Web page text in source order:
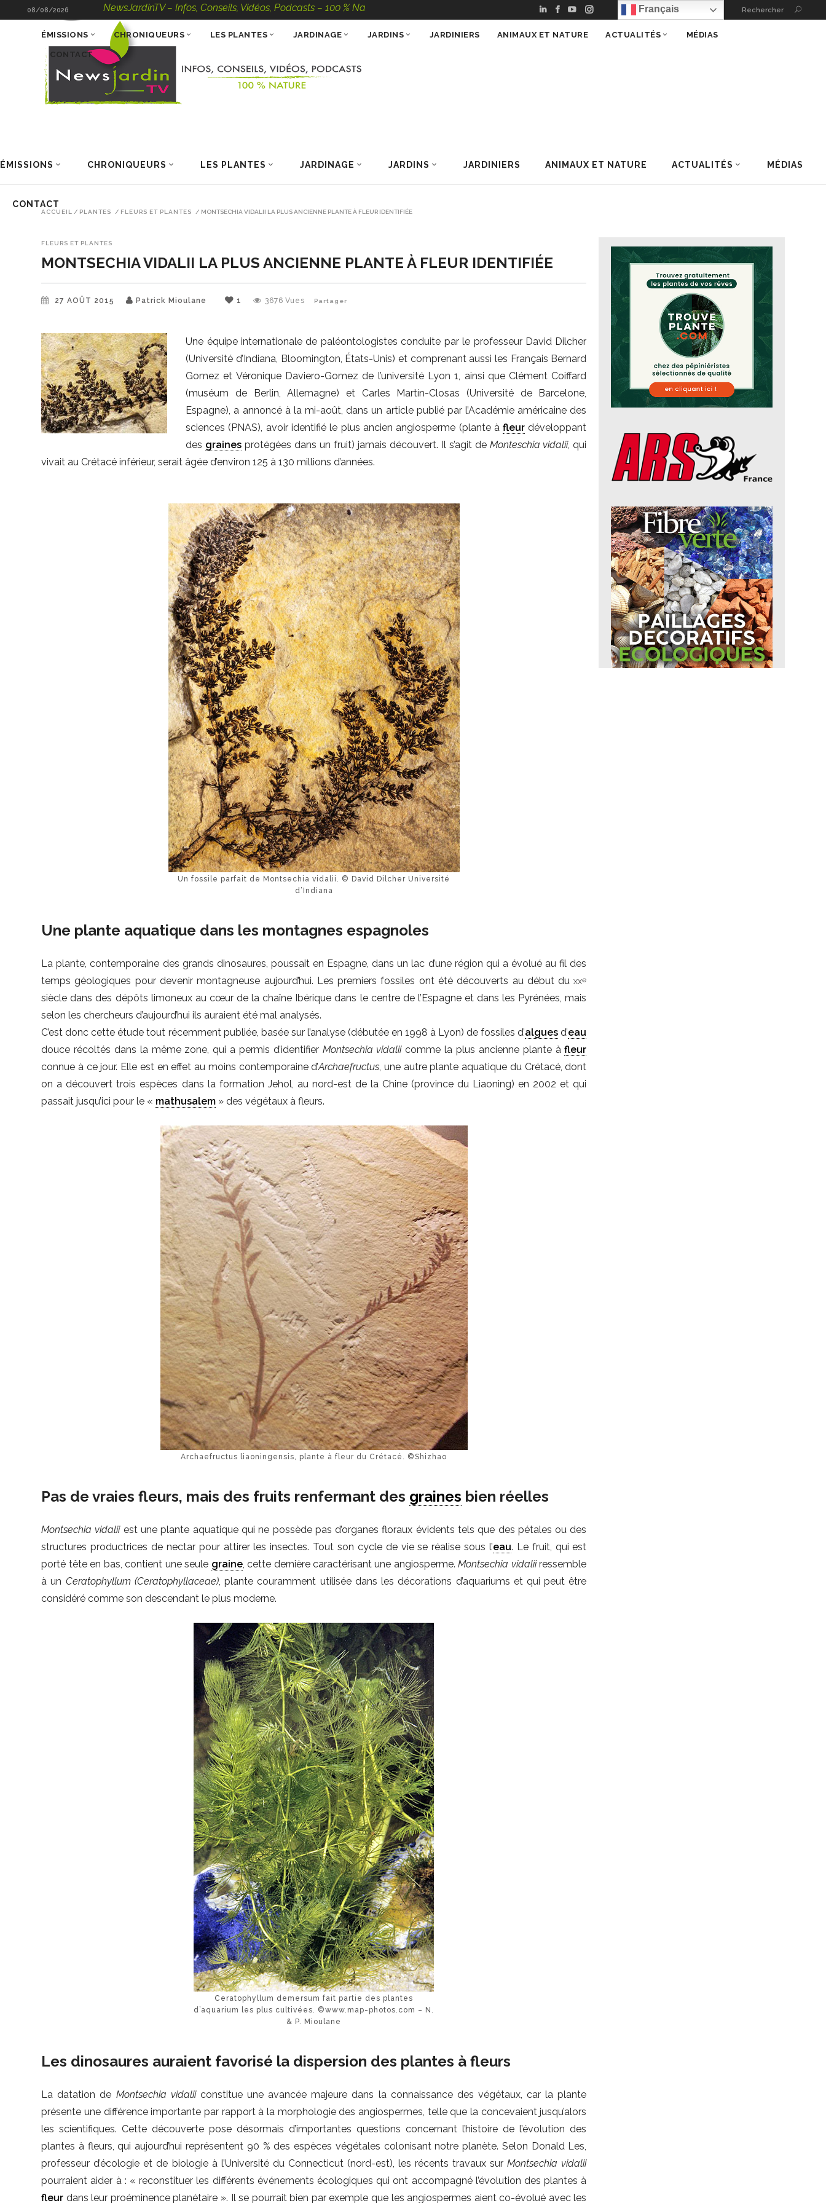
08/08/2026 NewsJardinTV – Infos, Conseils, Vidéos, Podcasts – 100 % Nature Français Rechercher
ÉMISSIONS CHRONIQUEURS LES PLANTES JARDINAGE JARDINS JARDINIERS ANIMAUX ET NATURE ACTUALITÉS MÉDIAS
CONTACT
ÉMISSIONS CHRONIQUEURS LES PLANTES JARDINAGE JARDINS JARDINIERS ANIMAUX ET NATURE ACTUALITÉS MÉDIAS
CONTACT
ACCUEIL / PLANTES / FLEURS ET PLANTES / MONTSECHIA VIDALII LA PLUS ANCIENNE PLANTE À FLEUR IDENTIFIÉE
FLEURS ET PLANTES
MONTSECHIA VIDALII LA PLUS ANCIENNE PLANTE À FLEUR IDENTIFIÉE
27 AOÛT 2015 Patrick Mioulane 1 3676 Vues Partager
Une équipe internationale de paléontologistes conduite par le professeur David Dilcher
(Université d’Indiana, Bloomington, États-Unis) et comprenant aussi les Français Bernard
Gomez et Véronique Daviero-Gomez de l’université Lyon 1, ainsi que Clément Coiffard
(muséum de Berlin, Allemagne) et Carles Martín-Closas (Université de Barcelone,
Espagne), a annoncé à la mi-août, dans un article publié par l’Académie américaine des
sciences (PNAS), avoir identifié le plus ancien angiosperme (plante àfleur développant
des graines protégées dans un fruit) jamais découvert. Il s’agit de Monteschia vidalii, qui
vivait au Crétacé inférieur, serait âgée d’environ 125 à 130 millions d’années.
Un fossile parfait de Montsechia vidalii. © David Dilcher Université
d’Indiana
Une plante aquatique dans les montagnes espagnoles
La plante, contemporaine des grands dinosaures, poussait en Espagne, dans un lac d’une région qui a évolué au fil des
temps géologiques pour devenir montagneuse aujourd’hui. Les premiers fossiles ont été découverts au début duxxe
siècle dans des dépôts limoneux au cœur de la chaîne Ibérique dans le centre de l’Espagne et dans les Pyrénées, mais
selon les chercheurs d’aujourd’hui ils auraient été mal analysés.
C’est donc cette étude tout récemment publiée, basée sur l’analyse (débutée en 1998 à Lyon) de fossiles d’algues d’eau
douce récoltés dans la même zone, qui a permis d’identifier Montsechia vidaliicomme la plus ancienne plante àfleur
connue à ce jour. Elle est en effet au moins contemporaine d’Archaefructus, une autre plante aquatique du Crétacé, dont
on a découvert trois espèces dans la formation Jehol, au nord-est de la Chine (province du Liaoning) en 2002 et qui
passait jusqu’ici pour le « mathusalem » des végétaux à fleurs.
Archaefructus liaoningensis, plante à fleur du Crétacé. ©Shizhao
Pas de vraies fleurs, mais des fruits renfermant des graines bien réelles
Montsechia vidaliiest une plante aquatique qui ne possède pas d’organes floraux évidents tels que des pétales ou des
structures productrices de nectar pour attirer les insectes. Tout son cycle de vie se réalise sous l’eau. Le fruit, qui est
porté tête en bas, contient une seule graine, cette dernière caractérisant une angiosperme.Montsechia vidaliiressemble
à un Ceratophyllum (Ceratophyllaceae), plante couramment utilisée dans les décorations d’aquariums et qui peut être
considéré comme son descendant le plus moderne.
Ceratophyllum demersum fait partie des plantes
d’aquarium les plus cultivées. ©www.map-photos.com – N.
& P. Mioulane
Les dinosaures auraient favorisé la dispersion des plantes à fleurs
La datation de Montsechia vidaliiconstitue une avancée majeure dans la connaissance des végétaux, car la plante
présente une différence importante par rapport à la morphologie des angiospermes, telle que la concevaient jusqu’alors
les scientifiques. Cette découverte pose désormais d’importantes questions concernant l’histoire de l’évolution des
plantes à fleurs, qui aujourd’hui représentent 90 % des espèces végétales colonisant notre planète. Selon Donald Les,
professeur d’écologie et de biologie à l’Université du Connecticut (nord-est), les récents travaux surMontsechia vidalii
pourraient aider à : « reconstituer les différents événements écologiques qui ont accompagné l’évolution des plantes à
fleur dans leur proéminence planétaire ». Il se pourrait bien par exemple que les angiospermes aient co-évolué avec les